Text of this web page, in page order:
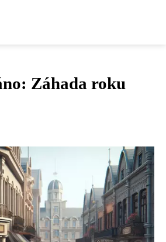
Záhada roku